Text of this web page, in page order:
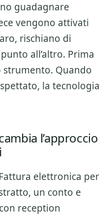
guadagnare
vengono attivati
rischiano di
all’altro. Prima
Quando
la tecnologia
l’approccio
elettronica per
un conto e
reception